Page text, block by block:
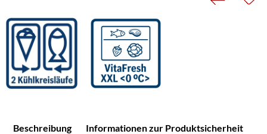
Beschreibung Informationen zur Produktsicherheit